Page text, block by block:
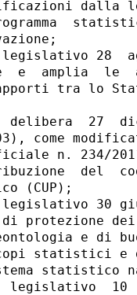
dalla
28
amplia  le
tra lo
delibera  27
come
n. 234/
del
(CUP);
30
di protezione
e di
statistici
statistico
legislativo  10